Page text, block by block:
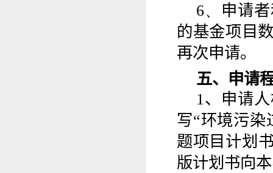
6、
申请
的基金项目
再次申请。
五、申请
1、
申请
写“环境污染
题项目 计划
版计划 书向